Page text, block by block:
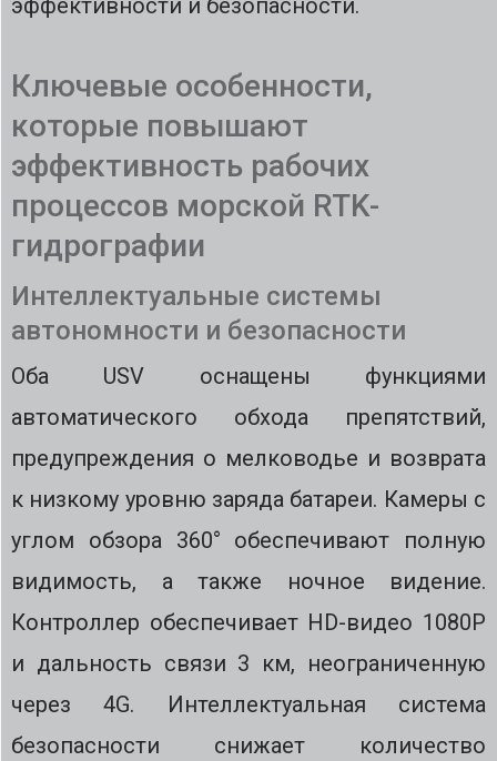
эффективности и безопасности.
Ключевые особенности,
которые повышают
эффективность рабочих
процессов морской RTK-
гидрографии
Интеллектуальные системы
автономности и безопасности
Оба USV оснащены функциями
автоматического обхода препятствий,
предупреждения о мелководье и возврата
к низкому уровню заряда батареи. Камеры с
углом обзора 360° обеспечивают полную
видимость, а также ночное видение.
Контроллер обеспечивает HD-видео 1080P
и дальность связи 3 км, неограниченную
через 4G. Интеллектуальная система
безопасности снижает количество